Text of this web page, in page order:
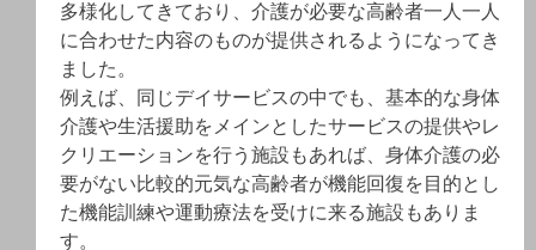
多様化してきており、介護が必要な高齢者一人一人
に合わせた内容のものが提供されるようになってき
ました。
例えば、同じデイサービスの中でも、基本的な身体
介護や生活援助をメインとしたサービスの提供やレ
クリエーションを行う施設もあれば、身体介護の必
要がない比較的元気な高齢者が機能回復を目的とし
た機能訓練や運動療法を受けに来る施設もありま
す。